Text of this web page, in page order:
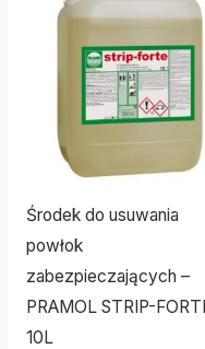
Środek do usuwania
powłok
zabezpieczających –
PRAMOL STRIP-
10L